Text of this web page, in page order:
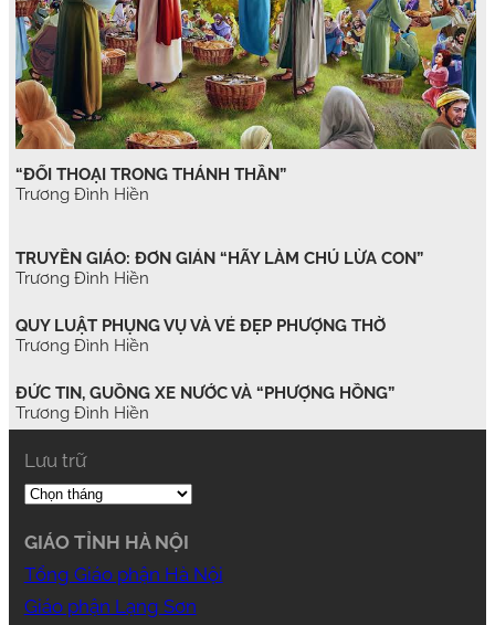
“ĐỐI THOẠI TRONG THÁNH THẦN”
Trương Đình Hiền
TRUYỀN GIÁO: ĐƠN GIẢN “HÃY LÀM CHÚ LỪA CON”
Trương Đình Hiền
QUY LUẬT PHỤNG VỤ VÀ VẺ ĐẸP PHƯỢNG THỜ
Trương Đình Hiền
ĐỨC TIN, GUỒNG XE NƯỚC VÀ “PHƯỢNG HỒNG”
Trương Đình Hiền
Lưu trữ
GIÁO TỈNH HÀ NỘI
Tổng Giáo phận Hà Nội
Giáo phận Lạng Sơn